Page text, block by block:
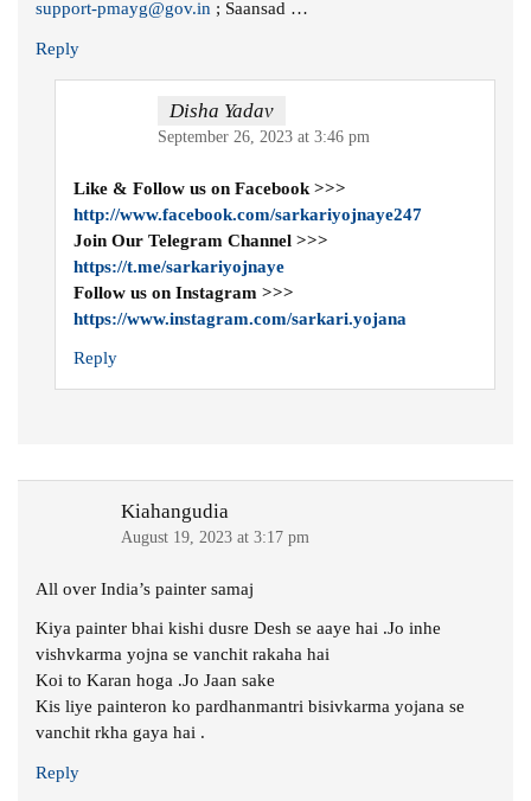
support-pmayg@gov.in ; Saansad …
Reply
Disha Yadav
September 26, 2023 at 3:46 pm
Like & Follow us on Facebook >>>
http://www.facebook.com/sarkariyojnaye247
Join Our Telegram Channel >>>
https://t.me/sarkariyojnaye
Follow us on Instagram >>>
https://www.instagram.com/sarkari.yojana
Reply
Kiahangudia
August 19, 2023 at 3:17 pm
All over India’s painter samaj
Kiya painter bhai kishi dusre Desh se aaye hai .Jo inhe
vishvkarma yojna se vanchit rakaha hai
Koi to Karan hoga .Jo Jaan sake
Kis liye painteron ko pardhanmantri bisivkarma yojana se
vanchit rkha gaya hai .
Reply